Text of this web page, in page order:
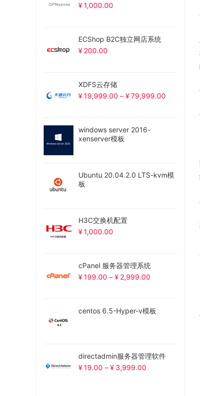
¥1,000.00
ECShop B2C独立网店系统
¥ 200.00
XDFS云存储
¥19,999.00 – ¥79,999.00
windows server 2016-
xenserver模板
Ubuntu 20.04.2.0 LTS-kvm模
板
H3C交换机配置
¥1,000.00
cPanel 服务器管理系统
¥199.00 – ¥ 2,999.00
centos 6.5-Hyper-v模板
directadmin服务器管理软件
¥19.00 – ¥ 3,999.00